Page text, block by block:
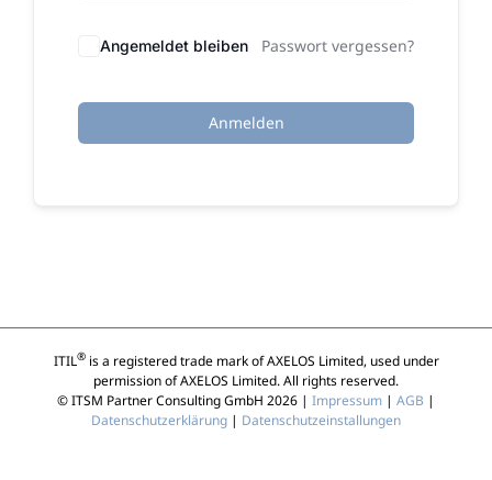
Angemeldet bleiben Passwort vergessen?
Anmelden
ITIL®is a registered trade mark of AXELOS Limited, used under
permission of AXELOS Limited. All rights reserved.
© ITSM Partner Consulting GmbH 2026 | Impressum | AGB |
Datenschutzerklärung | Datenschutzeinstallungen